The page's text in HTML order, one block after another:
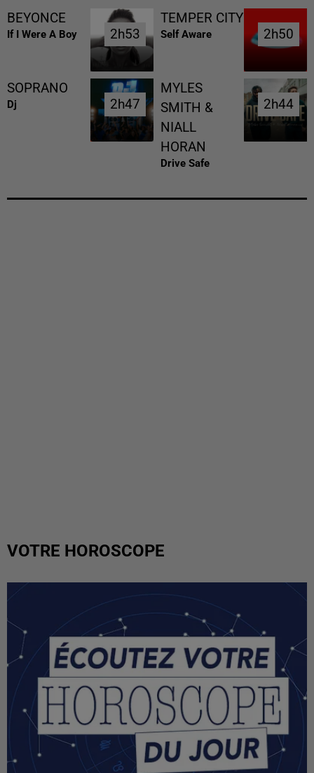
BEYONCE
If I Were A Boy 2h53
2h53
TEMPER CITY
Self Aware 2h50
2h50
SOPRANO
Dj 2h47
2h47
MYLES
SMITH &
NIALL
HORAN
Drive Safe
2h44
2h44
VOTRE HOROSCOPE